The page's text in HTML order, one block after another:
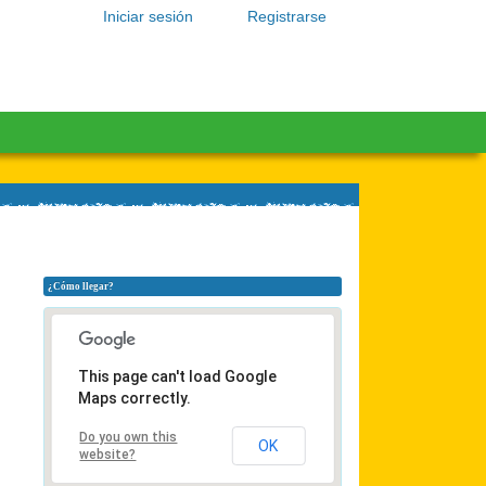
Registrarse
Iniciar sesión
¿Cómo llegar?
This page can't load Google
Maps correctly.
Do you own this
website?
OK